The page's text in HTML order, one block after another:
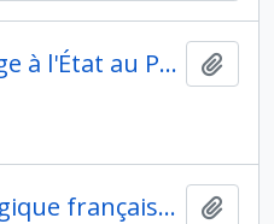
Jean Perrot. Du Village à l'État au Proche- et Moyen-Orient
Délégation archéologique française en Iran